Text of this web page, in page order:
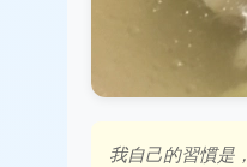
我自己的習慣是